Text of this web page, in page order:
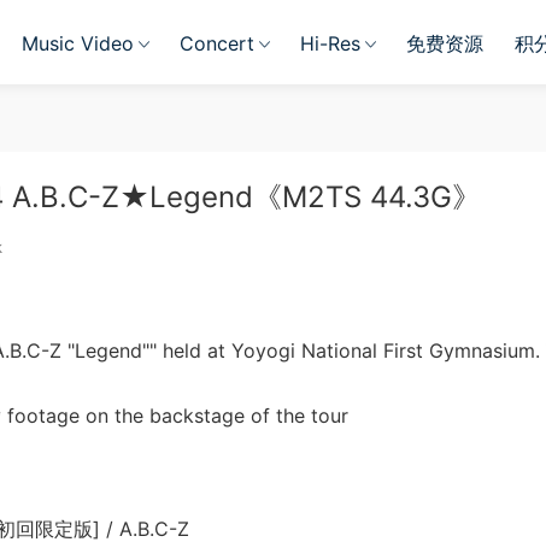
Music Video Concert Hi-Res 免费资源 积
Z★Legend《M2TS 44.3G》
Z "Legend"" held at Yoyogi National First Gymnasium.
footage on the backstage of the tour
回限定版] / A.B.C-Z